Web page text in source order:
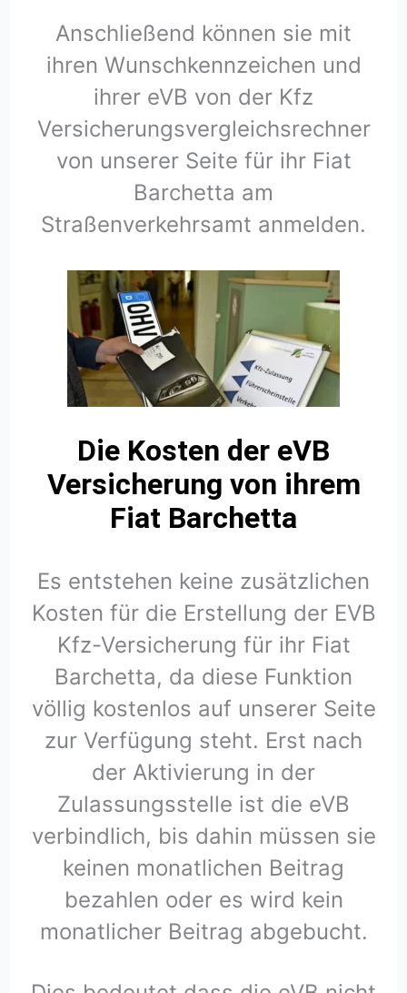
Anschließend können sie mit
ihren Wunschkennzeichen und
ihrer eVB von der Kfz
Versicherungsvergleichsrechner
von unserer Seite für ihr Fiat
Barchetta am
Straßenverkehrsamt anmelden.
Die Kosten der eVB
Versicherung von ihrem
Fiat Barchetta
Es entstehen keine zusätzlichen
Kosten für die Erstellung der EVB
Kfz-Versicherung für ihr Fiat
Barchetta, da diese Funktion
völlig kostenlos auf unserer Seite
zur Verfügung steht. Erst nach
der Aktivierung in der
Zulassungsstelle ist die eVB
verbindlich, bis dahin müssen sie
keinen monatlichen Beitrag
bezahlen oder es wird kein
monatlicher Beitrag abgebucht.